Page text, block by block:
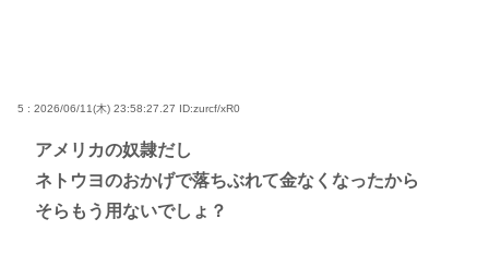
5 : 2026/06/11(木) 23:58:27.27 ID:zurcf/xR0
アメリカの奴隷だし
ネトウヨのおかげで落ちぶれて金なくなったから
そらもう用ないでしょ？